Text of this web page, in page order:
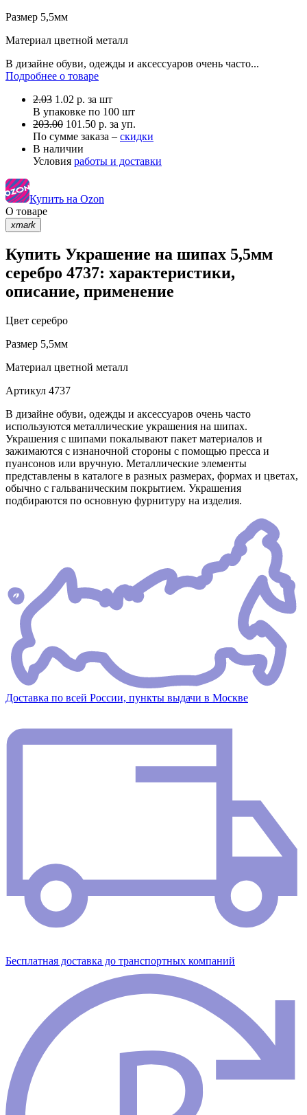
Размер 5,5мм
Материал цветной металл
В дизайне обуви, одежды и аксессуаров очень часто...
Подробнее о товаре
2.03 1.02 р. за шт
В упаковке по 100 шт
203.00 101.50 р. за уп.
По сумме заказа – скидки
В наличии
Условия работы и доставки
Купить на Ozon
О товаре
xmark
Купить Украшение на шипах 5,5мм
серебро 4737: характеристики,
описание, применение
Цвет серебро
Размер 5,5мм
Материал цветной металл
Артикул 4737
В дизайне обуви, одежды и аксессуаров очень часто
используются металлические украшения на шипах.
Украшения с шипами покалывают пакет материалов и
зажимаются с изнаночной стороны с помощью пресса и
пуансонов или вручную. Металлические элементы
представлены в каталоге в разных размерах, формах и цветах,
обычно с гальваническим покрытием. Украшения
подбираются по основную фурнитуру на изделия.
Доставка по всей России, пункты выдачи в Москве
Бесплатная доставка до транспортных компаний